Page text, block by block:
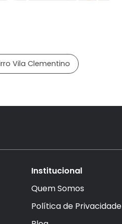
Vila Clementino
Institucional
Quem Somos
Política de Privacidade